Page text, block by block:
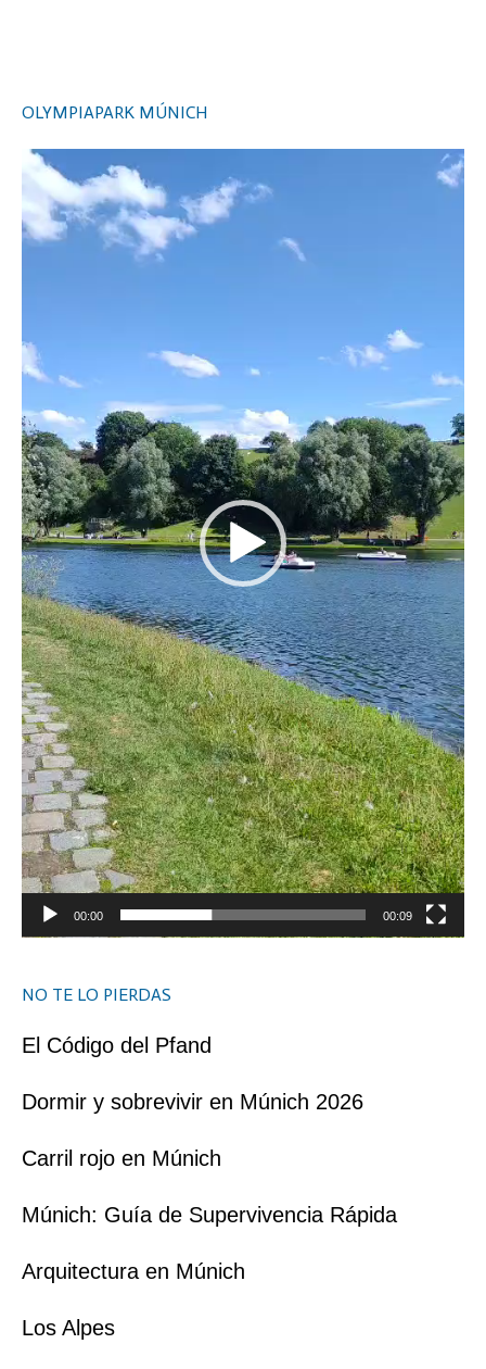
OLYMPIAPARK MÚNICH
Video
Player
00:00 00:09
NO TE LO PIERDAS
El Código del Pfand
Dormir y sobrevivir en Múnich 2026
Carril rojo en Múnich
Múnich: Guía de Supervivencia Rápida
Arquitectura en Múnich
Los Alpes